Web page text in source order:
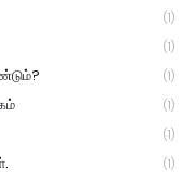
(1)
(1)
(1)
(1)
(1)
(1)